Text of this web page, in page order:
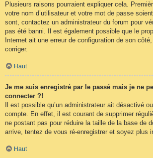
Plusieurs raisons pourraient expliquer cela.
votre nom d’utilisateur et votre mot de passe
sont, contactez un administrateur du forum pour
pas été banni. Il est également possible que le
Internet ait une erreur de configuration de son
corriger.
Haut
Je me suis enregistré par le passé mais je ne
connecter ?!
Il est possible qu’un administrateur ait désactivé
compte. En effet, il est courant de supprimer
ne postant pas pour réduire la taille de la base de
arrive, tentez de vous ré-enregistrer et soyez plus
Haut